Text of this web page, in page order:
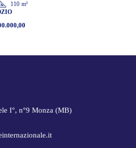
110 m²
I°, n°9 Monza (MB)